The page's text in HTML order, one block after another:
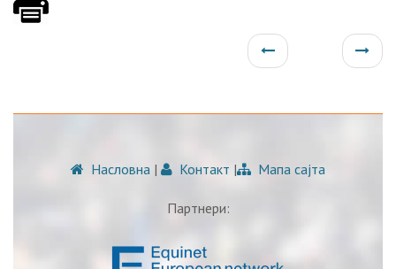
Насловна | Контакт | Мапа сајта
Партнери: